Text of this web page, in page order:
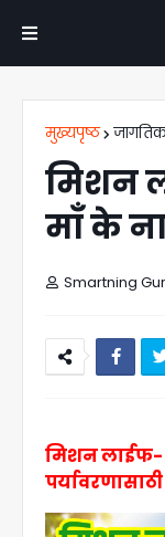
मुख्यपृष्ठ
मिशन
माँ के
Smartning
मिशन लाईफ-